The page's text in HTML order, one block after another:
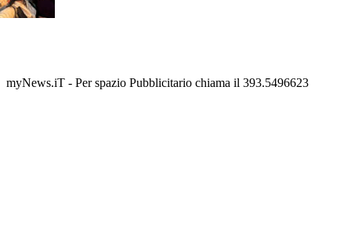
myNews.iT - Per spazio Pubblicitario chiama il 393.5496623